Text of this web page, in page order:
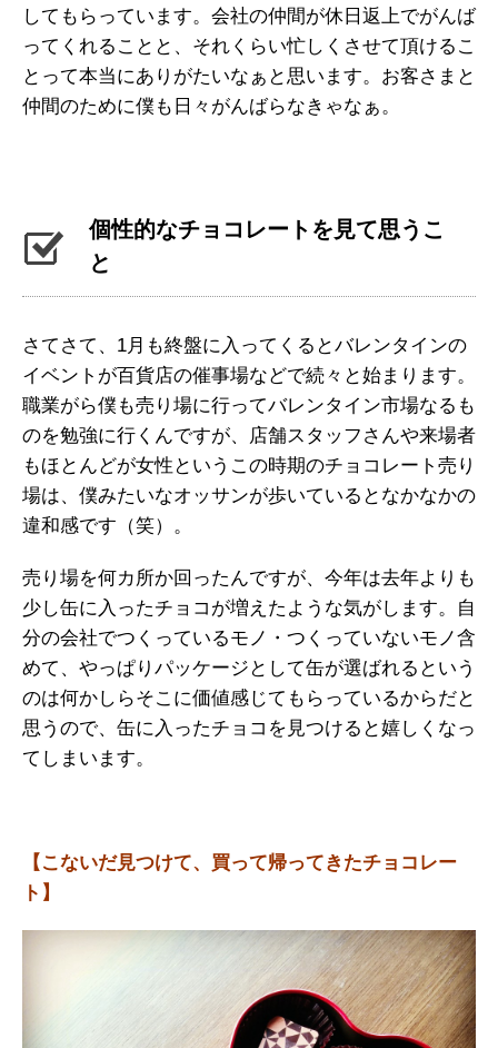
してもらっています。会社の仲間が休日返上でがんば
ってくれることと、それくらい忙しくさせて頂けるこ
とって本当にありがたいなぁと思います。お客さまと
仲間のために僕も日々がんばらなきゃなぁ。
個性的なチョコレートを見て思うこ
と
さてさて、1月も終盤に入ってくるとバレンタインの
イベントが百貨店の催事場などで続々と始まります。
職業がら僕も売り場に行ってバレンタイン市場なるも
のを勉強に行くんですが、店舗スタッフさんや来場者
もほとんどが女性というこの時期のチョコレート売り
場は、僕みたいなオッサンが歩いているとなかなかの
違和感です（笑）。
売り場を何カ所か回ったんですが、今年は去年よりも
少し缶に入ったチョコが増えたような気がします。自
分の会社でつくっているモノ・つくっていないモノ含
めて、やっぱりパッケージとして缶が選ばれるという
のは何かしらそこに価値感じてもらっているからだと
思うので、缶に入ったチョコを見つけると嬉しくなっ
てしまいます。
【こないだ見つけて、買って帰ってきたチョコレー
ト】